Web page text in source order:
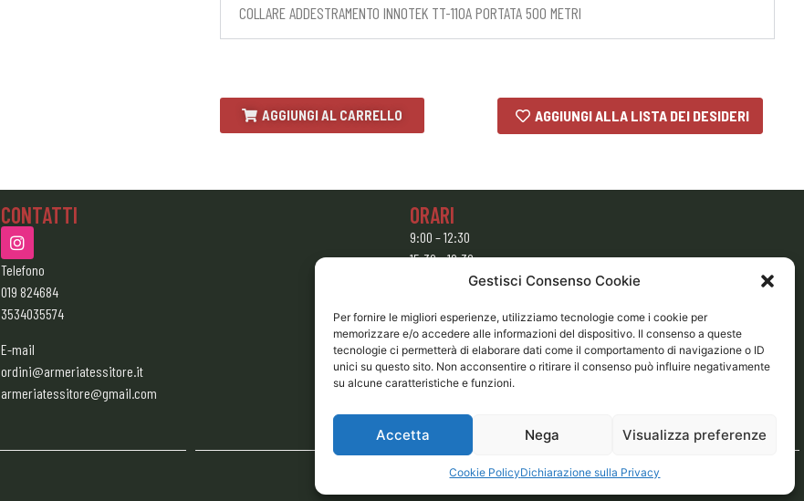
Gestisci Consenso Cookie
Per fornire le migliori esperienze, utilizziamo tecnologie come i cookie per
memorizzare e/o accedere alle informazioni del dispositivo. Il consenso a queste
tecnologie ci permetterà di elaborare dati come il comportamento di navigazione o ID
unici su questo sito. Non acconsentire o ritirare il consenso può influire negativamente
su alcune caratteristiche e funzioni.
Accetta Nega Visualizza preferenze
Cookie PolicyDichiarazione sulla Privacy
COLLARE ADDESTRAMENTO INNOTEK TT-110A PORTATA 500 METRI
AGGIUNGI AL CARRELLO AGGIUNGI ALLA LISTA DEI DESIDERI
CONTATTI
Telefono
019 824684
3534035574
E-mail
ordini@armeriatessitore.it
armeriatessitore@gmail.com
ORARI
9:00 – 12:30
15:30 – 19:30
Domenica e Lunedì mattina